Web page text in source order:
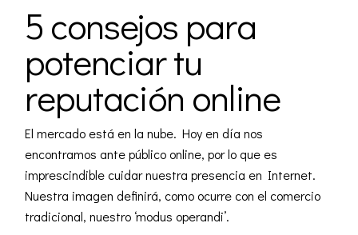
5 consejos para
potenciar tu
reputación online
El mercado está en la nube. Hoy en día nos
encontramos ante público online, por lo que es
imprescindible cuidar nuestra presencia en Internet.
Nuestra imagen definirá, como ocurre con el comercio
tradicional, nuestro ‘modus operandi’.